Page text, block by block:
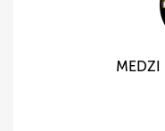
MEDZI